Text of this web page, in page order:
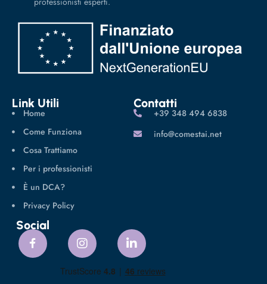
Link Utili
Home
Come Funziona
Cosa Trattiamo
Per i professionisti
È un DCA?
Privacy Policy
Contatti
‪+39 348 494 6838
info@comestai.net
Social